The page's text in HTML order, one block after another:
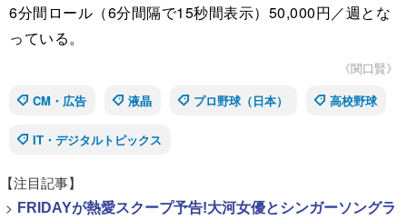
6分間ロール（6分間隔で15秒間表示）50,000円／週とな
っている。
《関口賢》
CM・広告
液晶 プロ野球（日本） 高校野球
IT・デジタルトピックス
【注目記事】
> FRIDAYが熱愛スクープ予告!大河女優とシンガーソングラ